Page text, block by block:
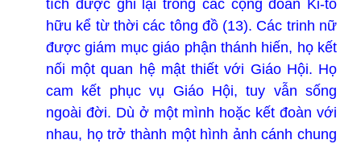
tích được ghi lại trong các cộng đoàn Ki-tô
hữu kể từ thời các tông đồ (13). Các trinh nữ
được giám mục giáo phận thánh hiến, họ kết
nối một quan hệ mật thiết với Giáo Hội. Họ
cam kết phục vụ Giáo Hội, tuy vẫn sống
ngoài đời. Dù ở một mình hoặc kết đoàn với
nhau, họ trở thành một hình ảnh cánh chung